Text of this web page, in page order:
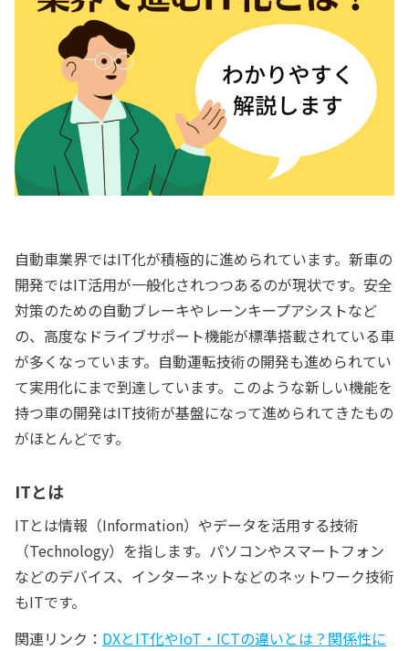
自動車業界ではIT化が積極的に進められています。新車の
開発ではIT活用が一般化されつつあるのが現状です。安全
対策のための自動ブレーキやレーンキープアシストなど
の、高度なドライブサポート機能が標準搭載されている車
が多くなっています。自動運転技術の開発も進められてい
て実用化にまで到達しています。このような新しい機能を
持つ車の開発はIT技術が基盤になって進められてきたもの
がほとんどです。
ITとは
ITとは情報（Information）やデータを活用する技術
（Technology）を指します。パソコンやスマートフォン
などのデバイス、インターネットなどのネットワーク技術
もITです。
関連リンク： DXとIT化やIoT・ICTの違いとは？関係性に